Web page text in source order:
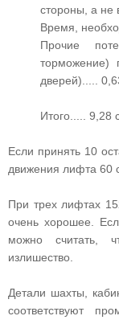
стороны, а не
Время,
Прочие
торможение)
дверей).....
Итого..... 9,28
Если принять 10
движения лифта 60
При трех лифтах
очень хорошее.
можно считать,
излишество.
Детали шахты,
соответствуют